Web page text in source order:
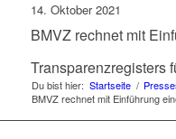
14. Oktober 2021
BMVZ rechnet mit
Transparenzregisters
Du bist hier: Startseite /
BMVZ rechnet mit Einführung